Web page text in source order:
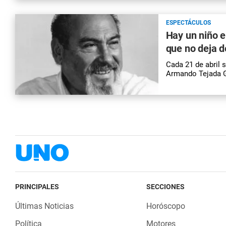
ESPECTÁCULOS
Hay un niño
que no deja
Cada 21 de abril
Armando Tejada
PRINCIPALES
Últimas Noticias
Política
SECCIONES
Horóscopo
Motores